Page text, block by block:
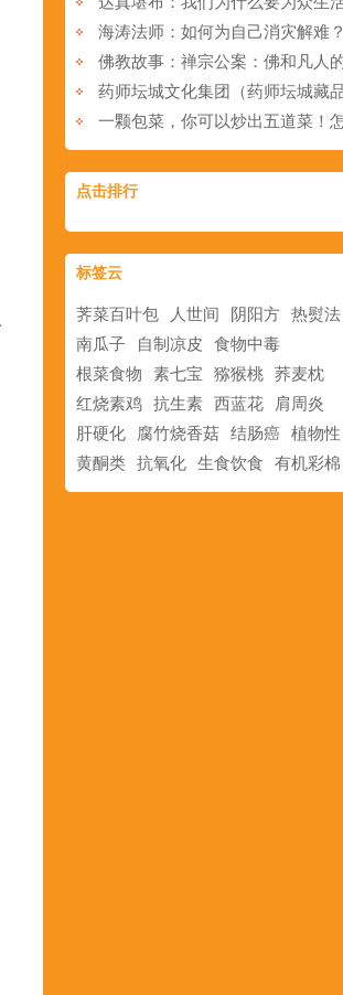
海涛法师：如何为自己消灾解难？
点击排行
标签云
荠菜百叶包 人世间 阴阳方 热熨法
南瓜子
自制凉皮
食物中毒
根菜食物
素七宝 猕猴桃 荞麦枕
红烧素鸡 抗生素 西蓝花
肩周炎
肝硬化
腐竹烧香菇 结肠癌 植物性
黄酮类 抗氧化 生食饮食 有机彩棉